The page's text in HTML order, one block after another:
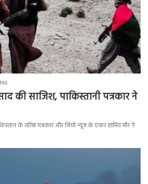
की साजिश, पाकिस्तानी पत्रकार ने
के वरिष्ठ पत्रकार और जियो न्यूज के एंकर हामिद मीर ने